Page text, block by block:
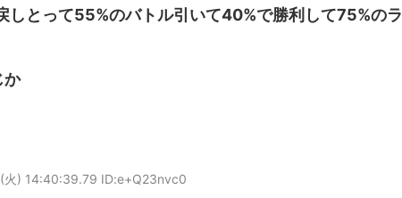
とって55%のバトル引いて40%で勝利して75%のラ
か
) 14:40:39.79 ID:e+Q23nvc0